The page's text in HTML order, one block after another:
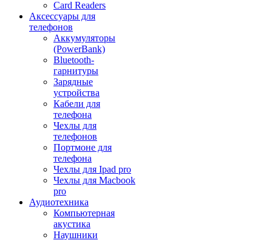
Card Readers
Аксессуары для
телефонов
Аккумуляторы
(PowerBank)
Bluetooth-
гарнитуры
Зарядные
устройства
Кабели для
телефона
Чехлы для
телефонов
Портмоне для
телефона
Чехлы для Ipad pro
Чехлы для Macbook
pro
Аудиотехника
Компьютерная
акустика
Наушники